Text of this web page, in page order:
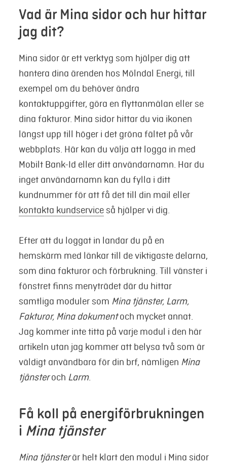
Vad är Mina sidor och hur hittar
jag dit?
Mina sidor är ett verktyg som hjälper dig att
hantera dina ärenden hos Mölndal Energi, till
exempel om du behöver ändra
kontaktuppgifter, göra en flyttanmälan eller se
dina fakturor. Mina sidor hittar du via ikonen
längst upp till höger i det gröna fältet på vår
webbplats. Här kan du välja att logga in med
Mobilt Bank-Id eller ditt användarnamn. Har du
inget användarnamn kan du fylla i ditt
kundnummer för att få det till din mail eller
kontakta kundserviceså hjälper vi dig.
Efter att du loggat in landar du på en
hemskärm med länkar till de viktigaste delarna,
som dina fakturor och förbrukning. Till vänster i
fönstret finns menyträdet där du hittar
samtliga moduler som Mina tjänster, Larm,
Fakturor, Mina dokumentoch mycket annat.
Jag kommer inte titta på varje modul i den här
artikeln utan jag kommer att belysa två som är
väldigt användbara för din brf, nämligen Mina
tjänsteroch Larm.
Få koll på energiförbrukningen
i Mina tjänster
Mina tjänsterär helt klart den modul i Mina sidor